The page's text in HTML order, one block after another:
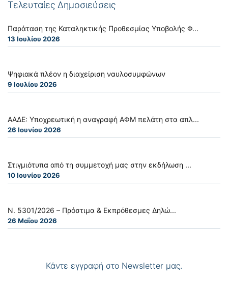
Τελευταίες Δημοσιεύσεις
Παράταση της Καταληκτικής Προθεσμίας Υποβολής Φ...
13 Ιουλίου 2026
Ψηφιακά πλέον η διαχείριση ναυλοσυμφώνων
9 Ιουλίου 2026
ΑΑΔΕ: Υποχρεωτική η αναγραφή ΑΦΜ πελάτη στα απλ...
26 Ιουνίου 2026
Στιγμιότυπα από τη συμμετοχή μας στην εκδήλωση ...
10 Ιουνίου 2026
Ν. 5301/2026 – Πρόστιμα & Εκπρόθεσμες Δηλώ...
26 Μαΐου 2026
Κάντε εγγραφή στο Newsletter μας.